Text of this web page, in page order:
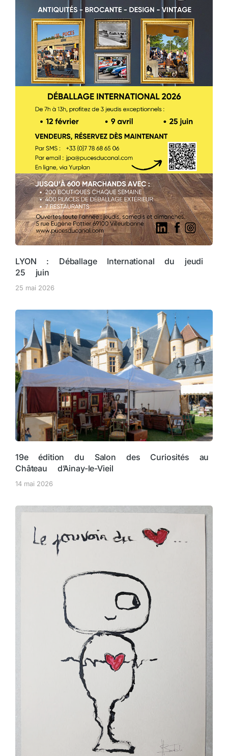
LYON : Déballage International du jeudi
25 juin
25 mai 2026
19e édition du Salon des Curiosités au
Château d’Ainay-le-Vieil
14 mai 2026